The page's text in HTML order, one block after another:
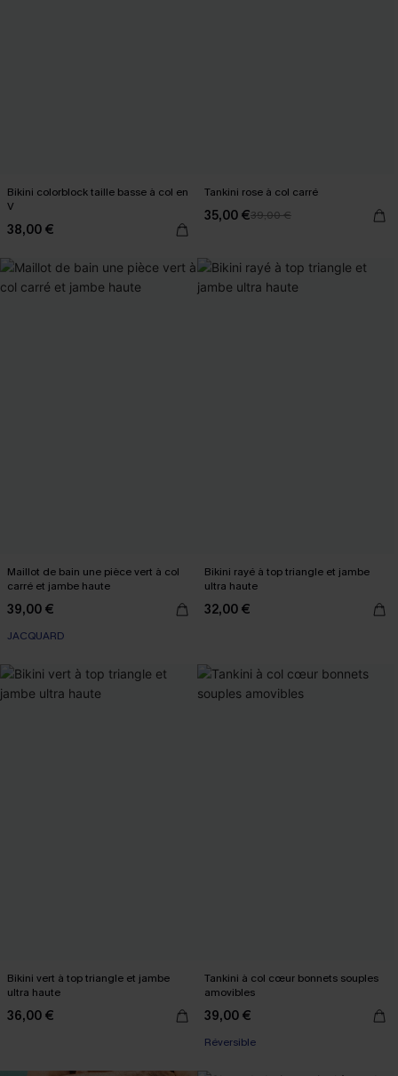
Bikini colorblock taille basse à col en
V
38,00 €
Tankini rose à col carré
35,00 €39,00 €
Maillot de bain une pièce vert à col
carré et jambe haute
39,00 €
JACQUARD
Bikini rayé à top triangle et jambe
ultra haute
32,00 €
Bikini vert à top triangle et jambe
ultra haute
36,00 €
Tankini à col cœur bonnets souples
amovibles
39,00 €
Réversible